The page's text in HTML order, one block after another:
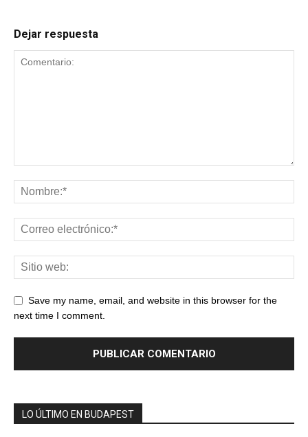
Dejar respuesta
Save my name, email, and website in this browser for the
next time I comment.
LO ÚLTIMO EN BUDAPEST